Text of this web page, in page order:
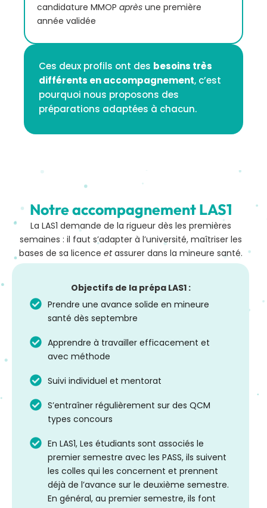
candidature MMOP après une première
année validée
Ces deux profils ont des besoins très
différents en accompagnement, c’est
pourquoi nous proposons des
préparations adaptées à chacun.
Notre accompagnement LAS1
La LAS1 demande de la rigueur dès les premières
semaines : il faut s’adapter à l’université, maîtriser les
bases de sa licence etassurer dans la mineure santé.
Objectifs de la prépa LAS1 :
Prendre une avance solide en mineure
santé dès septembre
Apprendre à travailler efficacement et
avec méthode
Suivi individuel et mentorat
S’entraîner régulièrement sur des QCM
types concours
En LAS1, Les étudiants sont associés le
premier semestre avec les PASS, ils suivent
les colles qui les concernent et prennent
déjà de l’avance sur le deuxième semestre.
En général, au premier semestre, ils font